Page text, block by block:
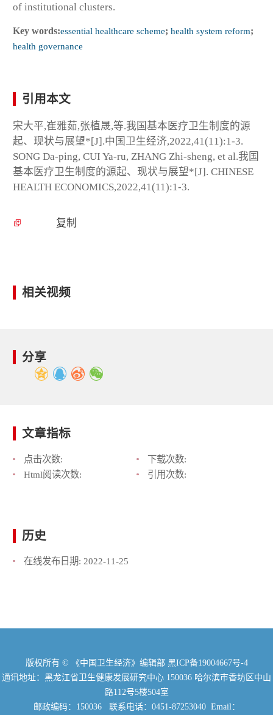
of institutional clusters.
Key words:essential healthcare scheme; health system reform;
health governance
引用本文
宋大平,崔雅茹,张植晟,等.我国基本医疗卫生制度的源
起、现状与展望*[J].中国卫生经济,2022,41(11):1-3.
SONG Da-ping, CUI Ya-ru, ZHANG Zhi-sheng, et al.我国
基本医疗卫生制度的源起、现状与展望*[J]. CHINESE
HEALTH ECONOMICS,2022,41(11):1-3.
复制
相关视频
分享
文章指标
点击次数:
下载次数:
Html阅读次数:
引用次数:
历史
在线发布日期: 2022-11-25
版权所有 © 《中国卫生经济》编辑部 黑ICP备19004667号-4
通讯地址：黑龙江省卫生健康发展研究中心 150036 哈尔滨市香坊区中山
路112号5楼504室
邮政编码：150036 联系电话：0451-87253040 Email：